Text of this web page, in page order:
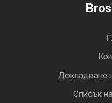
Докладване
Cписък